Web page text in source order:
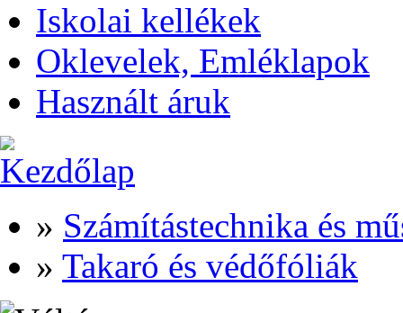
Iskolai kellékek
Oklevelek, Emléklapok
Használt áruk
» Számítástechnika és
» Takaró és védőfóliák